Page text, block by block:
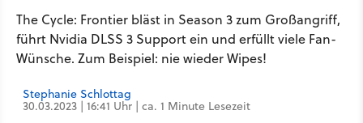
The Cycle: Frontier bläst in Season 3 zum Großangriff,
führt Nvidia DLSS 3 Support ein und erfüllt viele Fan-
Wünsche. Zum Beispiel: nie wieder Wipes!
Stephanie Schlottag
30.03.2023 | 16:41 Uhr | ca. 1 Minute Lesezeit